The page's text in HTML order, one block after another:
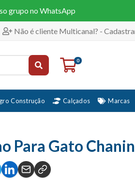
grupo no WhatsApp
Não é cliente Multicanal? -
0
Construção Calçados Marcas
Para Gato